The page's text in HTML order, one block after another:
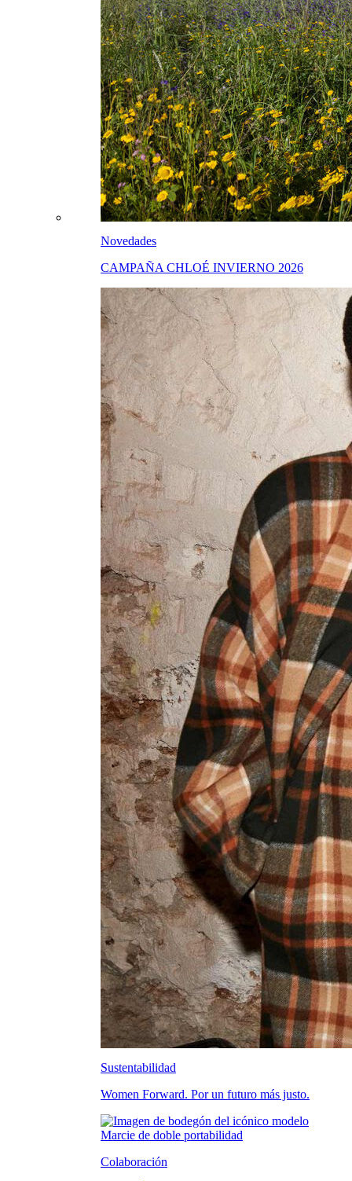
Novedades
CAMPAÑA CHLOÉ INVIERNO 2026
Sustentabilidad
Women Forward. Por un futuro más justo.
Colaboración